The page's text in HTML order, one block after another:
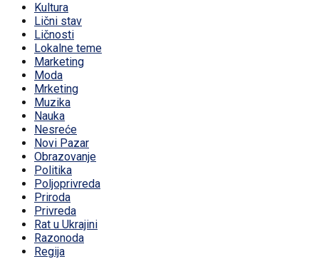
Kultura
Lični stav
Ličnosti
Lokalne teme
Marketing
Moda
Mrketing
Muzika
Nauka
Nesreće
Novi Pazar
Obrazovanje
Politika
Poljoprivreda
Priroda
Privreda
Rat u Ukrajini
Razonoda
Regija